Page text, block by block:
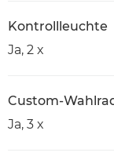
Kontrollleuchte
Ja, 2 x
Custom-
Ja, 3 x